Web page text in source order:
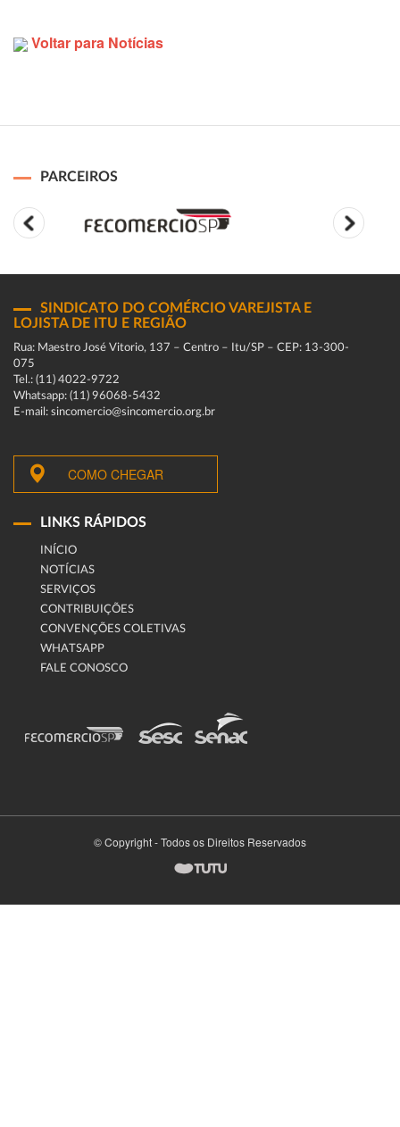
Voltar para Notícias
PARCEIROS
SINDICATO DO COMÉRCIO VAREJISTA E
LOJISTA DE ITU E REGIÃO
Rua: Maestro José Vitorio, 137 – Centro – Itu/SP – CEP: 13-300-
075
Tel.: (11) 4022-9722
Whatsapp: (11) 96068-5432
E-mail: sincomercio@sincomercio.org.br
COMO CHEGAR
LINKS RÁPIDOS
INÍCIO
NOTÍCIAS
SERVIÇOS
CONTRIBUIÇÕES
CONVENÇÕES COLETIVAS
WHATSAPP
FALE CONOSCO
© Copyright - Todos os Direitos Reservados